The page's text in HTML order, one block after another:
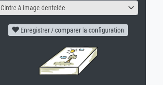
Cintre à image dentelée
Enregistrer / comparer la configuration